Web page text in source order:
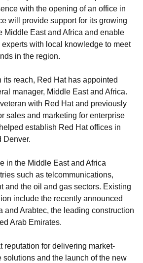
with the opening of an office in
will provide support for its growing
Middle East and Africa and enable
with local knowledge to meet
in the region.
its reach, Red Hat has appointed
manager, Middle East and Africa.
with Red Hat and previously
sales and marketing for enterprise
establish Red Hat offices in
Denver.
in the Middle East and Africa
such as telcommunications,
and the oil and gas sectors. Existing
include the recently announced
and Arabtec, the leading construction
Arab Emirates.
reputation for delivering market-
solutions and the launch of the new